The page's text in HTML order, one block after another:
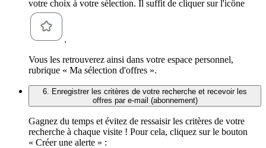
votre choix à votre sélection. Il suffit de cliquer sur l'icône
.
Vous les retrouverez ainsi dans votre espace personnel,
rubrique « Ma sélection d'offres ».
6. Enregistrer les critères de votre recherche et recevoir les
offres par e-mail (abonnement)
Gagnez du temps et évitez de ressaisir les critères de votre
recherche à chaque visite ! Pour cela, cliquez sur le bouton
« Créer une alerte » :